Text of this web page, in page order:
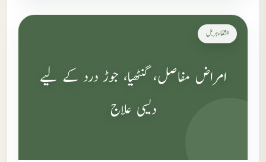
الشفاء ہربل
امراض مفاصل، گنٹھیا، جوڑ درد کے لیے
دیسی علاج